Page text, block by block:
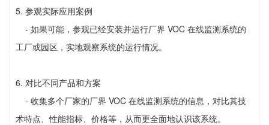
5. 参观实际应用案例
- 如果可能，参观已经安装并运行厂界 VOC 在线监测系统的
工厂或园区，实地观察系统的运行情况。
6. 对比不同产品和方案
- 收集多个厂家的厂界 VOC 在线监测系统的信息，对比其技
术特点、性能指标、价格等，从而更全面地认识该系统。